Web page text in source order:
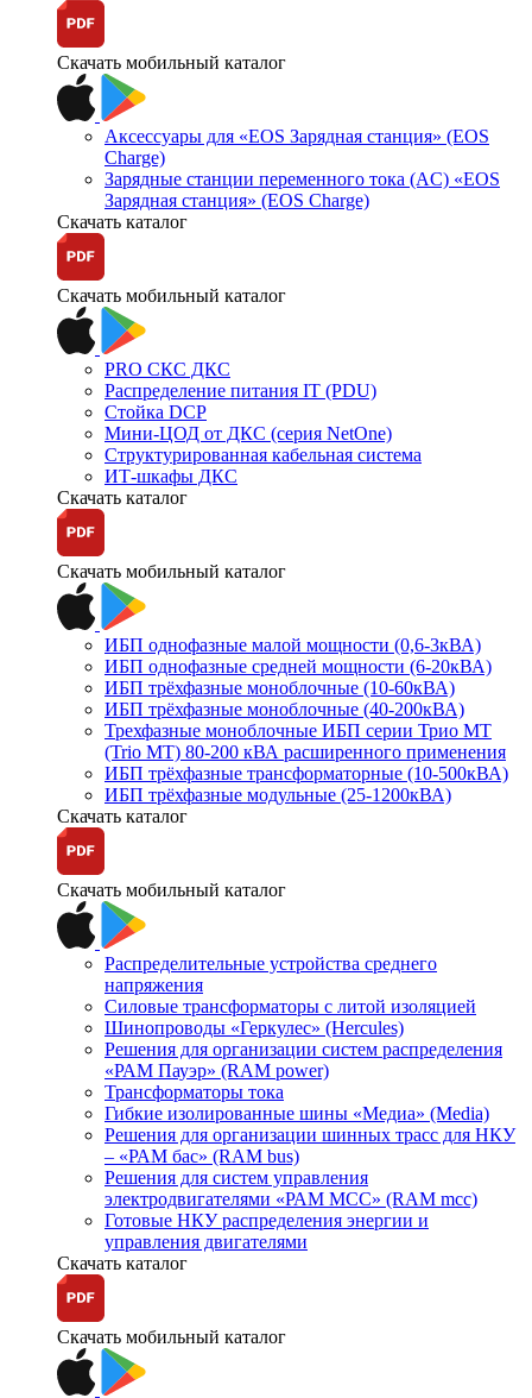
Скачать мобильный каталог
Аксессуары для «EOS Зарядная станция» (EOS
Charge)
Зарядные станции переменного тока (AC) «EOS
Зарядная станция» (EOS Charge)
Скачать каталог
Скачать мобильный каталог
PRO СКС ДКС
Распределение питания IT (PDU)
Стойка DCP
Мини-ЦОД от ДКС (серия NetOne)
Структурированная кабельная система
ИТ-шкафы ДКС
Скачать каталог
Скачать мобильный каталог
ИБП однофазные малой мощности (0,6-3кВА)
ИБП однофазные средней мощности (6-20кВА)
ИБП трёхфазные моноблочные (10-60кВА)
ИБП трёхфазные моноблочные (40-200кВА)
Трехфазные моноблочные ИБП серии Трио МТ
(Trio MT) 80-200 кВА расширенного применения
ИБП трёхфазные трансформаторные (10-500кВА)
ИБП трёхфазные модульные (25-1200кВА)
Скачать каталог
Скачать мобильный каталог
Распределительные устройства среднего
напряжения
Силовые трансформаторы с литой изоляцией
Шинопроводы «Геркулес» (Hercules)
Решения для организации систем распределения
«РАМ Пауэр» (RAM power)
Трансформаторы тока
Гибкие изолированные шины «Медиа» (Media)
Решения для организации шинных трасс для НКУ
– «РАМ бас» (RAM bus)
Решения для систем управления
электродвигателями «РАМ МСС» (RAM mcc)
Готовые НКУ распределения энергии и
управления двигателями
Скачать каталог
Скачать мобильный каталог